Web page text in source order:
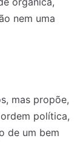
nem uma
mas propõe,
política,
de um bem